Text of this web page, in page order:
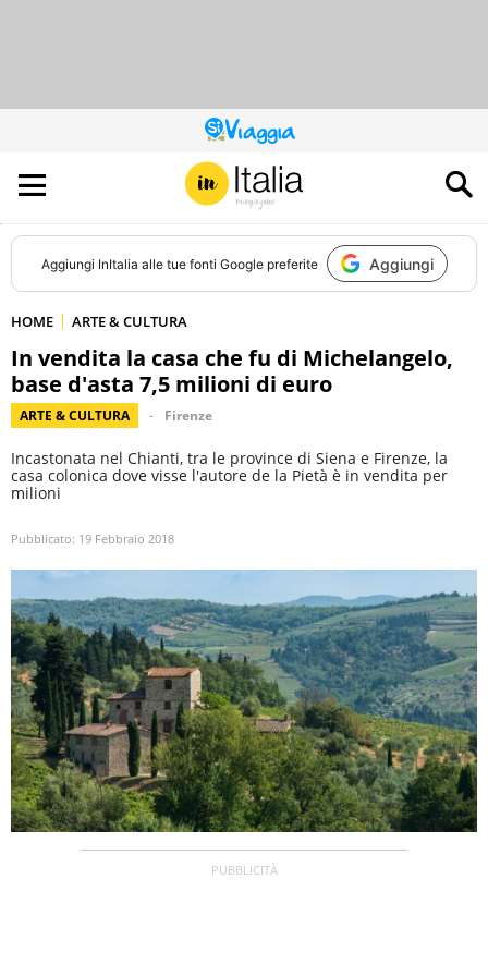
QUESTO
SITO
CONTRIBUISCE
ALL’AUDIENCE
DI
Aggiungi InItalia alle tue fonti Google preferite Aggiungi
HOME ARTE & CULTURA
In vendita la casa che fu di Michelangelo,
base d'asta 7,5 milioni di euro
ARTE & CULTURA Firenze
Incastonata nel Chianti, tra le province di Siena e Firenze, la
casa colonica dove visse l'autore de la Pietà è in vendita per
milioni
Pubblicato: 19 Febbraio 2018